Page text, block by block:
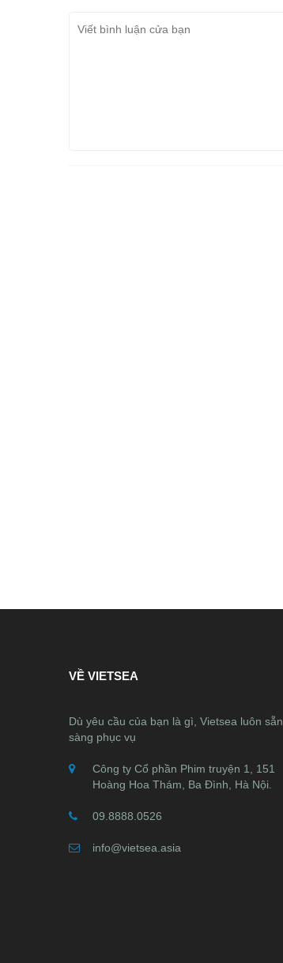
VỀ VIETSEA
Dù yêu cầu của bạn là gì, Vietsea luôn sẵn
sàng phục vụ
Công ty Cổ phần Phim truyện 1, 151
Hoàng Hoa Thám, Ba Đình, Hà Nội.
09.8888.0526
info@vietsea.asia